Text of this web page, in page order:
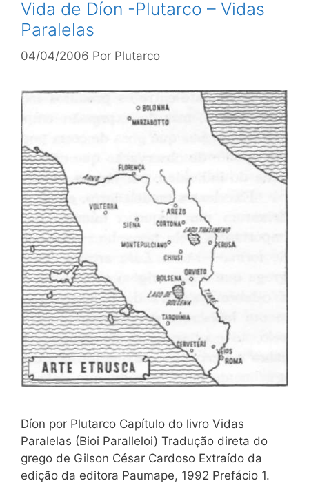
Vida de Díon -Plutarco – Vidas
Paralelas
04/04/2006 Por Plutarco
Díon por Plutarco Capítulo do livro Vidas
Paralelas (Bioi Paralleloi) Tradução direta do
grego de Gilson César Cardoso Extraído da
edição da editora Paumape, 1992 Prefácio 1.